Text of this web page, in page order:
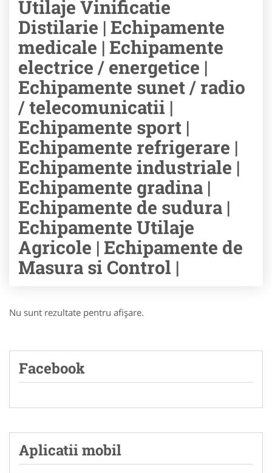
Utilaje Vinificatie
Distilarie | Echipamente
medicale | Echipamente
electrice / energetice |
Echipamente sunet / radio
/ telecomunicatii |
Echipamente sport |
Echipamente refrigerare |
Echipamente industriale |
Echipamente gradina |
Echipamente de sudura |
Echipamente Utilaje
Agricole | Echipamente de
Masura si Control |
Nu sunt rezultate pentru afişare.
Facebook
Aplicatii mobil